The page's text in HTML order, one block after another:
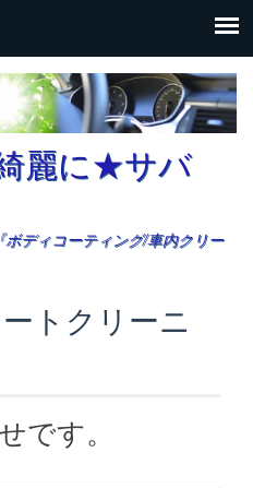
麗に★サバ
ディコーティング/車内クリー
トクリーニ
です。